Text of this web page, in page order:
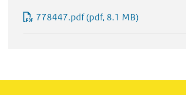
778447.pdf(pdf, 8.1 MB)